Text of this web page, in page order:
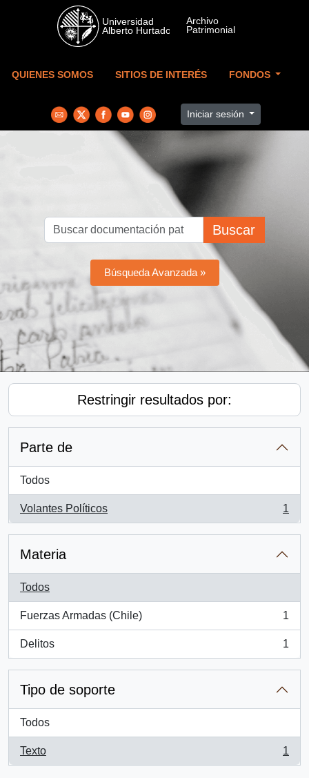
Skip to main content
QUIENES SOMOS SITIOS DE INTERÉS FONDOS
Iniciar sesión
Buscar
Búsqueda Avanzada »
Restringir resultados por:
Parte de
Todos
Volantes Políticos
, 1 resultados
1
Materia
Todos
Fuerzas Armadas (Chile)
, 1 resultados
1
Delitos
, 1 resultados
1
Tipo de soporte
Todos
Texto
, 1 resultados
1